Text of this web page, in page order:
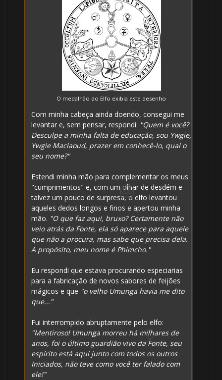
O medalhão do Elfo exibia este desenho
Com minha cabeça ainda doendo, consegui me
levantar e, sem pensar, respondi: "Quem é você?
Desculpe a minha falta de educação, sou Ywgie,
Ywgie Maclaoud, prazer em conhecê-lo, qual o
seu nome?"
Estendi minha mão para complementar os meus
"cumprimentos" e, com um olhar de desdém e
talvez um pouco de surpresa, o elfo levantou
aqueles dedos longos e finos e apertou minha
mão. "O que faz aqui, bruxo? Certamente não
veio atrás da Fonte, ela só aparece para aquele
que não a procura, mas sabe que precisa dela.
A propósito, meu nome é Phimcho."
Eu respondi que estava procurando especiarias
para a fabricação de novos sabores de feijões
mágicos e que "o velho Umunga havia me dito
que..."
Fui interrompido abruptamente pelo elfo:
"Mentiroso! Umunga morreu há milhares de
anos, foi o último guardião vivo da Fonte, seu
espírito está aqui junto com todos os outros
Iniciados, não teve como você ter falado com
ele!"
1️⃣ 8️⃣